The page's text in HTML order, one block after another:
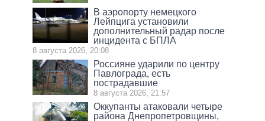
В аэропорту немецкого
Лейпцига установили
дополнительный радар после
инцидента с БПЛА
8 августа 2026, 20:08
Россияне ударили по центру
Павлограда, есть
пострадавшие
8 августа 2026, 21:57
Оккупанты атаковали четыре
района Днепропетровщины,